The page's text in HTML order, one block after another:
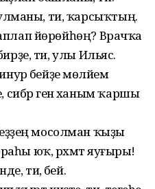
ти, ҡарсыҡтың.
йөрөйһөң? Врачҡа
бирҙе, ти, улы Ильяс.
әбейҙе мөләйем
генә ханым ҡаршы
мосолман ҡыҙы
юҡ, рәхмәт яуғыры!
ти, әбей.